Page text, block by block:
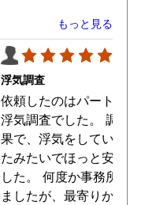
もっと見る
浮気調査
依頼したのはパートナー
浮気調査でした。 調査
果で、浮気をしていなか
たみたいでほっと安心し
した。 何度か事務所に
ましたが、最寄りから徒